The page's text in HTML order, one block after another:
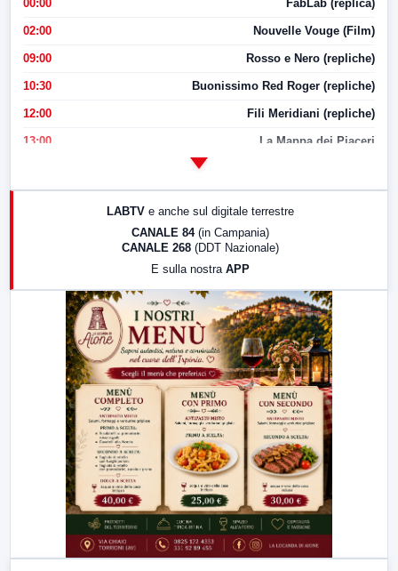
00:00 FabLab (replica)
02:00 Nouvelle Vouge (Film)
09:00 Rosso e Nero (repliche)
10:30 Buonissimo Red Roger (repliche)
12:00 Fili Meridiani (repliche)
13:00 La Mappa dei Piaceri
17:00 LabNews (replica)
LabNews (replica)
LABTV e anche sul digitale terrestre
CANALE 84 (in Campania)
CANALE 268 (DDT Nazionale)
E sulla nostra APP